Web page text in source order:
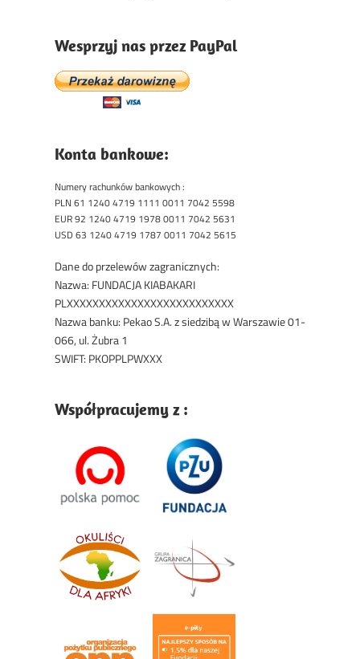
Wesprzyj nas przez PayPal
Konta bankowe:
Numery rachunków bankowych :
PLN 61 1240 4719 1111 0011 7042 5598
EUR 92 1240 4719 1978 0011 7042 5631
USD 63 1240 4719 1787 0011 7042 5615
Dane do przelewów zagranicznych:
Nazwa: FUNDACJA KIABAKARI
PLXXXXXXXXXXXXXXXXXXXXXXXXXX
Nazwa banku: Pekao S.A. z siedzibą w Warszawie 01-
066, ul. Żubra 1
SWIFT: PKOPPLPWXXX
Współpracujemy z :